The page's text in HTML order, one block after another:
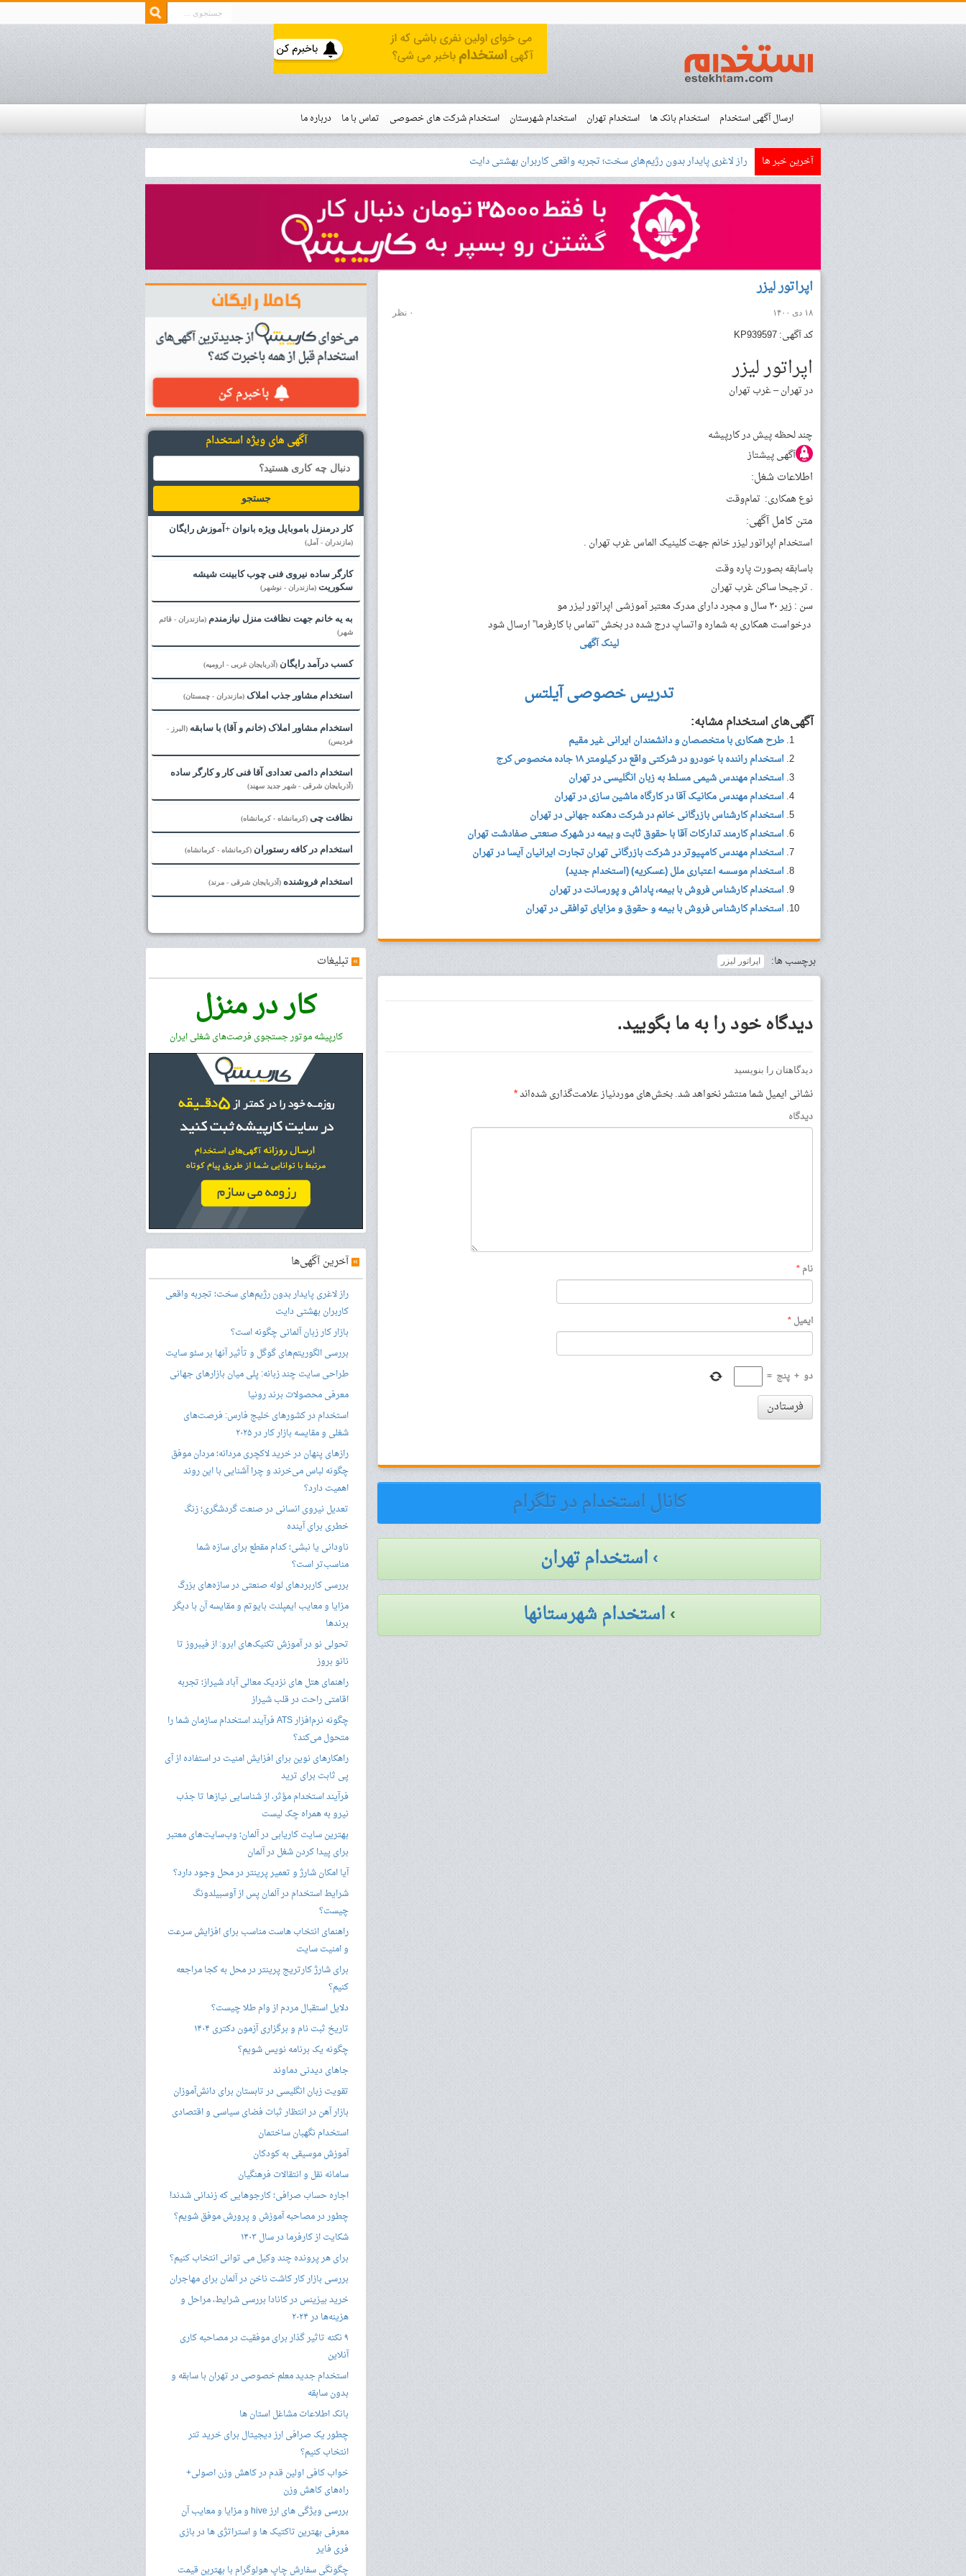
ارسال آگهی استخدام استخدام بانک ها استخدام تهران استخدام شهرستان استخدام شرکت های خصوصی تماس با ما
درباره ما
نوار زمان استخدام
استخدام شده ها
آموزش فروشگاه استخدام
آخرین خبر ها بازار کار زبان آلمانی چگونه
اپراتور لیزر
۱۸ دی ۱۴۰۰ ۰ نظر
کد آگهی: KP939597
اپراتور لیزر
در تهران – غرب تهران
چند لحظه پیشدر کارپیشه
آگهی پیشتاز
اطلاعات شغل:
نوع همکاری: تمام‌وقت
متن کامل آگهی:
استخدام اپراتور لیزر خانم جهت کلینیک الماس غرب تهران .
باسابقه بصورت پاره وقت
. ترجیحا ساکن غرب تهران
سن : زیر ۳۰ سال و مجرد دارای مدرک معتبر آموزشی اپراتور لیزر مو
درخواست همکاری به شماره واتساپ درج شده در بخش “تماس با کارفرما” ارسال شود
لینک آگهی
تدریس خصوصی آیلتس
آگهی‌های استخدام مشابه:
طرح همکاری با متخصصان و دانشمندان ایرانی غیر مقیم
استخدام راننده با خودرو در شرکتی واقع در کیلومتر ۱۸ جاده مخصوص کرج
استخدام مهندس شیمی مسلط به زبان انگلیسی در تهران
استخدام مهندس مکانیک آقا در کارگاه ماشین سازی در تهران
استخدام کارشناس بازرگانی خانم در شرکت دهکده جهانی در تهران
استخدام کارمند تدارکات آقا با حقوق ثابت و بیمه در شهرک صنعتی صفادشت تهران
استخدام مهندس کامپیوتر در شرکت بازرگانی تهران تجارت ایرانیان آیسا در تهران
استخدام موسسه اعتباری ملل (عسکریه) (استخدام جدید)
استخدام کارشناس فروش با بیمه، پاداش و پورسانت در تهران
استخدام کارشناس فروش با بیمه و حقوق و مزایای توافقی در تهران
برچسب ها: اپراتور لیزر
دیدگاه خود را به ما بگویید.
دیدگاهتان را بنویسید
نشانی ایمیل شما منتشر نخواهد شد.بخش‌های موردنیاز علامت‌گذاری شده‌اند*
دیدگاه
نام*
ایمیل*
دو + پنج =
فرستادن
کانال استخدام در تلگرام
› استخدام تهران
›استخدام شهرستانها
آگهی های ویژه استخدام
جستجو
کار درمنزل باموبایل ویژه بانوان +آموزش رایگان
(مازندران - آمل)
کارگر ساده نیروی فنی چوب کابینت شیشه
سکوریت (مازندران - نوشهر)
به یه خانم جهت نظافت منزل نیازمندم (مازندران - قائم
شهر)
کسب درآمد رایگان (آذربایجان غربی - ارومیه)
استخدام مشاور جذب املاک (مازندران - چمستان)
استخدام مشاور املاک (خانم و آقا) با سابقه (البرز -
فردیس)
استخدام دائمی تعدادی آقا فنی کار و کارگر ساده
(آذربایجان شرقی - شهر جدید سهند)
نظافت چی (کرمانشاه - کرمانشاه)
استخدام در کافه رستوران (کرمانشاه - کرمانشاه)
استخدام فروشنده (آذربایجان شرقی - مرند)
»تبلیغات
کار در منزل
کارپیشه موتور جستجوی فرصت‌های شغلی ایران
»آخرین آگهی‌ها
راز لاغری پایدار بدون رژیم‌های سخت؛ تجربه واقعی
کاربران بهشتی دایت
بازار کار زبان آلمانی چگونه است؟
بررسی الگوریتم‌های گوگل و تأثیر آنها بر سئو سایت
طراحی سایت چند زبانه: پلی میان بازارهای جهانی
معرفی محصولات برند رونیا
استخدام در کشورهای خلیج فارس: فرصت‌های
شغلی و مقایسه بازار کار در ۲۰۲۵
رازهای پنهان در خرید لاکچری مردانه؛ مردان موفق
چگونه لباس می‌خرند و چرا آشنایی با این روند
اهمیت دارد؟
تعدیل نیروی انسانی در صنعت گردشگری؛ زنگ
خطری برای آینده
ناودانی یا نبشی؛ کدام مقطع برای سازه شما
مناسب‌تر است؟
بررسی کاربردهای لوله صنعتی در سازه‌های بزرگ
مزایا و معایب ایمپلنت بایوتم و مقایسه آن با دیگر
برندها
تحولی نو در آموزش تکنیک‌های ابرو: از فیبروز تا
نانو بروز
راهنمای هتل های نزدیک معالی آباد شیراز؛ تجربه
اقامتی راحت در قلب شیراز
چگونه نرم‌افزار ATS فرآیند استخدام سازمان شما را
متحول می‌کند؟
راهکارهای نوین برای افزایش امنیت در استفاده از آی
پی ثابت برای ترید
فرآیند استخدام مؤثر، از شناسایی نیازها تا جذب
نیرو به همراه چک لیست
بهترین سایت کاریابی در آلمان؛ وب‌سایت‌های معتبر
برای پیدا کردن شغل در آلمان
آیا امکان شارژ و تعمیر پرینتر در محل وجود دارد؟
شرایط استخدام در آلمان پس از آوسبیلدونگ
چیست؟
راهنمای انتخاب هاست مناسب برای افزایش سرعت
و امنیت سایت
برای شارژ کارتریج پرینتر در محل به کجا مراجعه
کنیم؟
دلایل استقبال مردم از وام طلا چیست؟
تاریخ ثبت نام و برگزاری آزمون دکتری ۱۴۰۴
چگونه یک برنامه نویس شویم؟
جاهای دیدنی دماوند
تقویت زبان انگلیسی در تابستان برای دانش‌آموزان
بازار آهن در انتظار ثبات فضای سیاسی و اقتصادی
استخدام نگهبان ساختمان
آموزش موسیقی به کودکان
سامانه نقل و انتقالات فرهنگیان
اجاره حساب صرافی؛ کارجوهایی که زندانی شدند!
چطور در مصاحبه‌ آموزش و پرورش موفق شویم؟
شکایت از کارفرما در سال ۱۴۰۳
برای هر پرونده چند وکیل می توانی انتخاب کنیم؟
بررسی بازار کار کاشت ناخن در آلمان برای مهاجران
خرید بیزینس در کانادا بررسی شرایط، مراحل و
هزینه‌ها در ۲۰۲۴
۹ نکته تاثیر گذار برای موفقیت در مصاحبه کاری
آنلاین
استخدام جدید معلم خصوصی در تهران با سابقه و
بدون سابقه
بانک اطلاعات مشاغل استان ها
چطور یک صرافی ارز دیجیتال برای خرید تتر
انتخاب کنیم؟
خواب کافی اولین قدم در کاهش وزن اصولی+
راه‌های کاهش وزن
بررسی ویژگی های ارز hive و مزایا و معایب آن
معرفی بهترین تاکتیک ها و استراتژی ها در بازی
فری فایر
چگونگی سفارش چاپ هولوگرام با بهترین قیمت